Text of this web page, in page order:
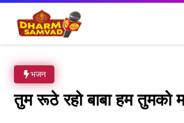
content
भजन
तुम रूठे रहो बाबा हम